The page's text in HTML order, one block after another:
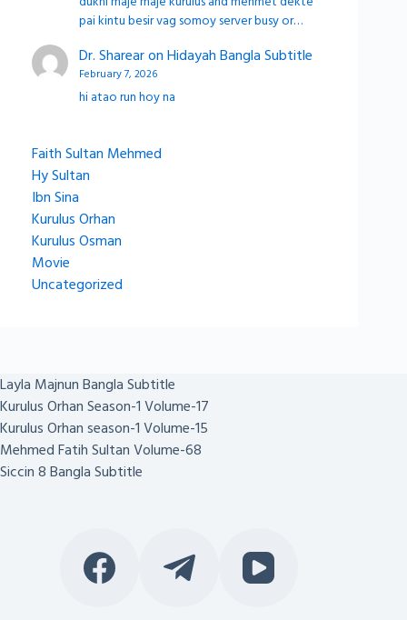
pai kintu besir vag somoy server busy or…
Dr. SharearonHidayah Bangla Subtitle
February 7, 2026
hi atao run hoy na
Faith Sultan Mehmed
Hy Sultan
Ibn Sina
Kurulus Orhan
Kurulus Osman
Movie
Uncategorized
Layla Majnun Bangla Subtitle
Kurulus Orhan Season-1 Volume-17
Kurulus Orhan season-1 Volume-15
Mehmed Fatih Sultan Volume-68
Siccin 8 Bangla Subtitle